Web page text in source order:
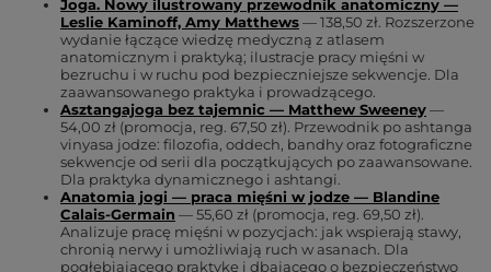
Joga. Nowy ilustrowany przewodnik anatomiczny —
Leslie Kaminoff, Amy Matthews— 138,50 zł. Rozszerzone
wydanie łączące wiedzę medyczną z atlasem
anatomicznym i praktyką; ilustracje pracy mięśni w
bezruchu i w ruchu pod bezpieczniejsze sekwencje. Dla
zaawansowanego praktyka i prowadzącego.
Asztangajoga bez tajemnic — Matthew Sweeney—
54,00 zł (promocja, reg. 67,50 zł). Przewodnik po ashtanga
vinyasa jodze: filozofia, oddech, bandhy oraz fotograficzne
sekwencje od serii dla początkujących po zaawansowane.
Dla praktyka dynamicznego i ashtangi.
Anatomia jogi — praca mięśni w jodze — Blandine
Calais-Germain — 55,60 zł (promocja, reg. 69,50 zł).
Analizuje pracę mięśni w pozycjach: jak wspierają stawy,
chronią nerwy i umożliwiają ruch w asanach. Dla
pogłębiającego praktykę i dbającego o bezpieczeństwo